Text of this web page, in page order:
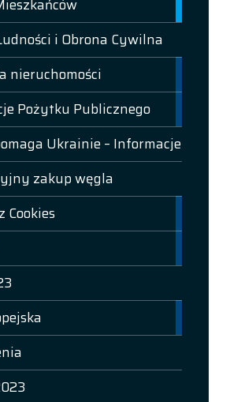
i Obrona Cywilna
nieruchomości
Pożytku Publicznego
Ukrainie – Informacje
zakup węgla
Cookies